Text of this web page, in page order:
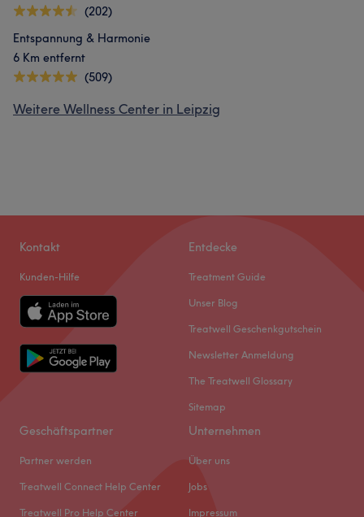
(202)
Entspannung & Harmonie
6 Km entfernt
(509)
Weitere Wellness Center in Leipzig
Kontakt
Kunden-Hilfe
Entdecke
Treatment Guide
Unser Blog
Treatwell Geschenkgutschein
Newsletter Anmeldung
The Treatwell Glossary
Sitemap
Geschäftspartner
Partner werden
Treatwell Connect Help Center
Treatwell Pro Help Center
Unternehmen
Über uns
Jobs
Impressum